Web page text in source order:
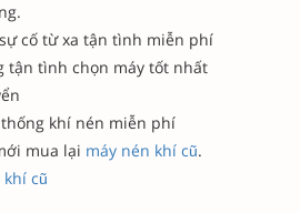
cố từ xa tận tình miễn phí
tận tình chọn máy tốt nhất
khí nén miễn phí
mua lại máy nén khí cũ.
cũ